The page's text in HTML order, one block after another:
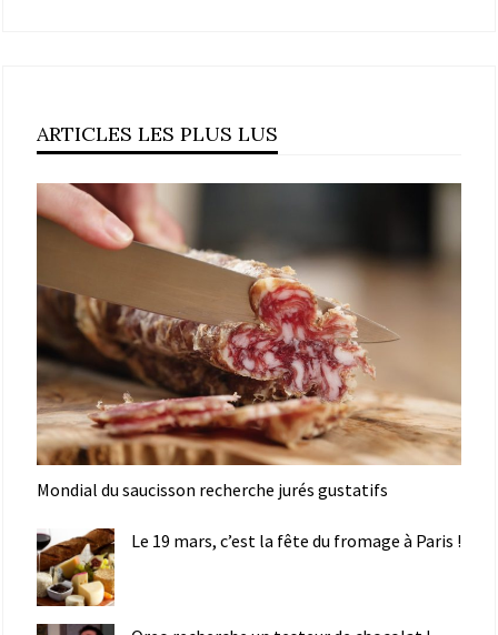
ARTICLES LES PLUS LUS
Mondial du saucisson recherche jurés gustatifs
Le 19 mars, c’est la fête du fromage à Paris !